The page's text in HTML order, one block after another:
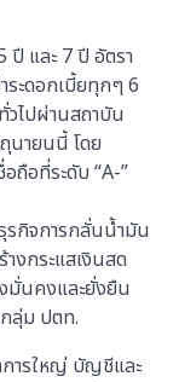
ปี และ 7 ปี อัตรา
ระดอกเบี้ยทุกๆ 6
ไปผ่านสถาบัน
นายนนี้ โดย
ถือที่ระดับ “A-”
รกิจการกลั่นน้ำมัน
งกระแสเงินสด
มั่นคงและยั่งยืน
ลุ่ม ปตท.
การใหญ่ บัญชีและ